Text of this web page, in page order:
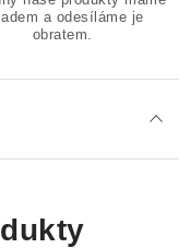
a odesíláme je
obratem.